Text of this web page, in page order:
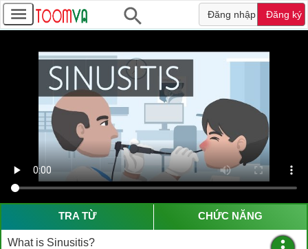
Đăng nhập Đăng ký
TRA TỪ CHỨC NĂNG
What is Sinusitis?